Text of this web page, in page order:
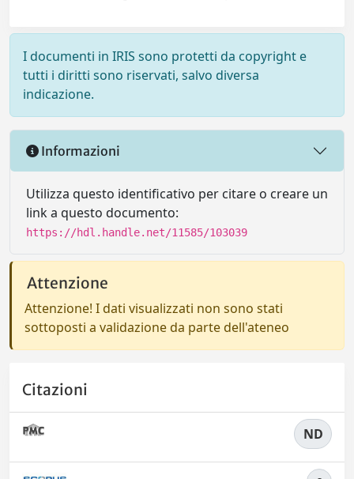
I documenti in IRIS sono protetti da copyright e
tutti i diritti sono riservati, salvo diversa
indicazione.
Informazioni
Utilizza questo identificativo per citare o creare un
link a questo documento:
https://hdl.handle.net/11585/103039
Attenzione
Attenzione! I dati visualizzati non sono stati
sottoposti a validazione da parte dell'ateneo
Citazioni
ND